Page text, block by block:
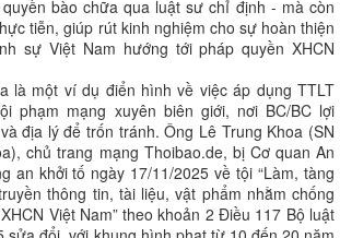
bào chữa qua luật sư chỉ định - mà còn
tiễn, giúp rút kinh nghiệm cho sự hoàn thiện
sự Việt Nam hướng tới pháp quyền XHCN
là một ví dụ điển hình về việc áp dụng TTLT
phạm mạng xuyên biên giới, nơi BC/BC lợi
địa lý để trốn tránh. Ông Lê Trung Khoa (SN
chủ trang mạng Thoibao.de, bị Cơ quan An
an khởi tố ngày 17/11/2025 về tội “Làm, tàng
thông tin, tài liệu, vật phẩm nhằm chống
Việt Nam” theo khoản 2 Điều 117 Bộ luật